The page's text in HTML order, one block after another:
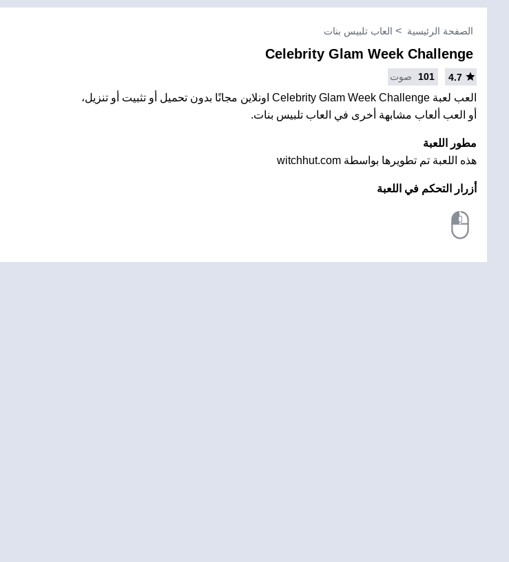
الصفحة الرئيسية العاب تلبيس بنات
Celebrity Glam Week Challenge
4.7
101 صوت
العب لعبة Celebrity Glam Week Challenge اونلاين مجانًا بدون تحميل أو تثبيت أو تنزيل،
أو العب ألعاب مشابهة أخرى في العاب تلبيس بنات.
مطور اللعبة
هذه اللعبة تم تطويرها بواسطة witchhut.com
أزرار التحكم في اللعبة